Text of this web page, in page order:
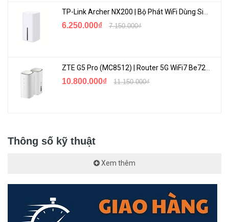
6.250.000₫ 7.150.000₫
10.800.000₫ 11.150.000₫
Thông số kỹ thuật
Xem thêm